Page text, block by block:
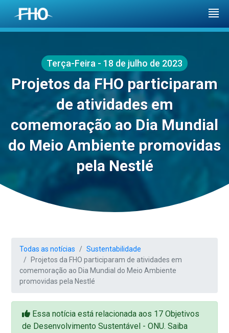
Terça-Feira - 18 de julho de 2023
Projetos da FHO participaram
de atividades em
comemoração ao Dia Mundial
do Meio Ambiente promovidas
pela Nestlé
Todas as notícias
Sustentabilidade
Projetos da FHO participaram de atividades em
comemoração ao Dia Mundial do Meio Ambiente
promovidas pela Nestlé
Essa notícia está relacionada aos 17 Objetivos
de Desenvolvimento Sustentável - ONU. Saiba